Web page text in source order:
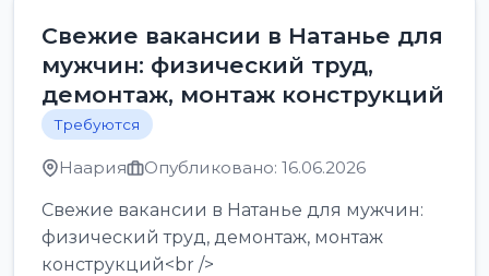
Свежие вакансии в Натанье для
мужчин: физический труд,
демонтаж, монтаж конструкций
Требуются
Наария Опубликовано: 16.06.2026
Свежие вакансии в Натанье для мужчин:
физический труд, демонтаж, монтаж
конструкций<br />